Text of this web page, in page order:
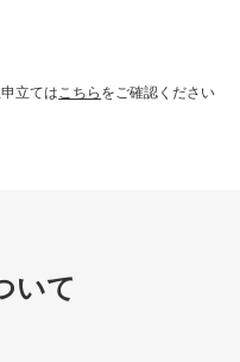
立てはこちら をご確認ください
いて